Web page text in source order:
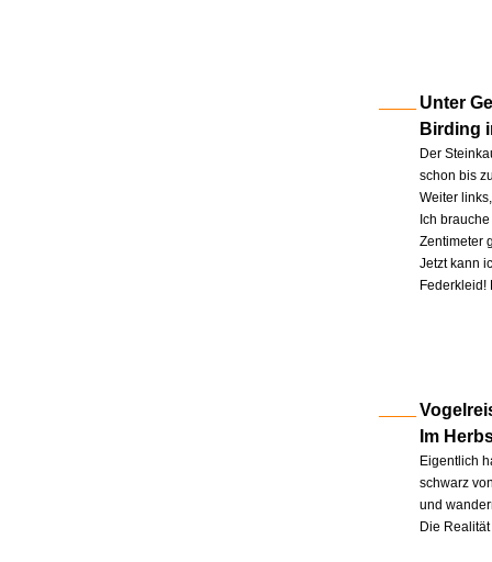
Unter
Birding
Der
schon bis
Weiter
Ich
Zentimeter
Jetzt kann
Im
Eigentlich
schwarz
und
Die